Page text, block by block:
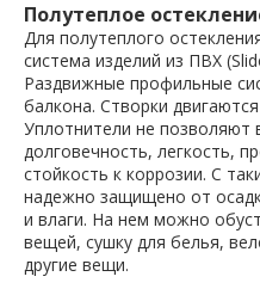
Полутеплое
Для полутеплого
система изделий из ПВХ
Раздвижные профильные
балкона. Створки
Уплотнители не позволяют
долговечность, легкость,
стойкость к коррозии. С
надежно защищено от
и влаги. На нем можно
вещей, сушку для белья,
другие вещи.